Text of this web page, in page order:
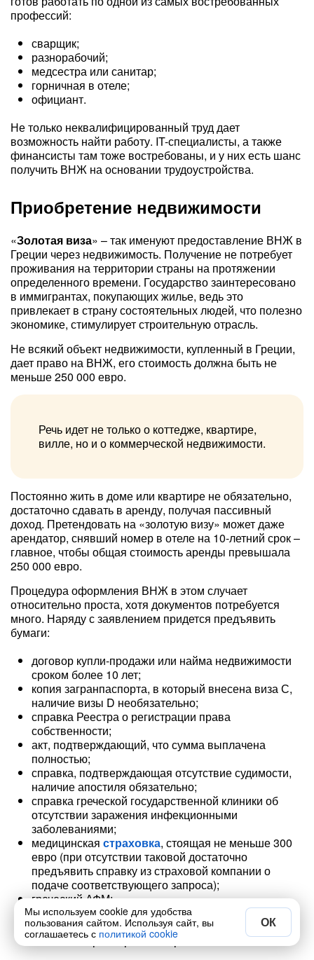
профессий:
сварщик;
разнорабочий;
медсестра или санитар;
горничная в отеле;
официант.
Не только неквалифицированный труд дает
возможность найти работу. IT-специалисты, а также
финансисты там тоже востребованы, и у них есть шанс
получить ВНЖ на основании трудоустройства.
Приобретение недвижимости
«Золотая виза» – так именуют предоставление ВНЖ в
Греции через недвижимость. Получение не потребует
проживания на территории страны на протяжении
определенного времени. Государство заинтересовано
в иммигрантах, покупающих жилье, ведь это
привлекает в страну состоятельных людей, что полезно
экономике, стимулирует строительную отрасль.
Не всякий объект недвижимости, купленный в Греции,
дает право на ВНЖ, его стоимость должна быть не
меньше 250 000 евро.
Речь идет не только о коттедже, квартире,
вилле, но и о коммерческой недвижимости.
Постоянно жить в доме или квартире не обязательно,
достаточно сдавать в аренду, получая пассивный
доход. Претендовать на «золотую визу» может даже
арендатор, снявший номер в отеле на 10-летний срок –
главное, чтобы общая стоимость аренды превышала
250 000 евро.
Процедура оформления ВНЖ в этом случает
относительно проста, хотя документов потребуется
много. Наряду с заявлением придется предъявить
бумаги:
договор купли-продажи или найма недвижимости
сроком более 10 лет;
копия загранпаспорта, в который внесена виза С,
наличие визы D необязательно;
справка Реестра о регистрации права
собственности;
акт, подтверждающий, что сумма выплачена
полностью;
справка, подтверждающая отсутствие судимости,
наличие апостиля обязательно;
справка греческой государственной клиники об
отсутствии заражения инфекционными
заболеваниями;
медицинская страховка, стоящая не меньше 300
евро (при отсутствии таковой достаточно
предъявить справку из страховой компании о
подаче соответствующего запроса);
греческий АФМ;
три фотографии;
чек, подтверждающий уплату государственной
пошлины в размере 500 евро.
Мы используем cookie для удобства
пользования сайтом. Используя сайт, вы
соглашаетесь с политикой cookie
ОК